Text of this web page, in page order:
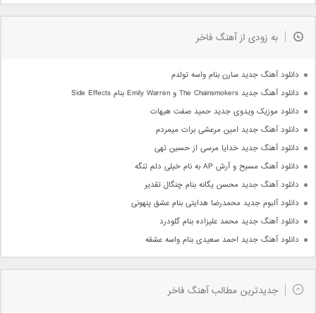
به زودی از آهنگ فاخر
دانلود آهنگ جدید سارن بنام واسه تولدم
دانلود آهنگ جدید The Chainsmokers و Emily Warren بنام Side Effects
دانلود موزیک ویدوی جدید حمید صفت هیهات
دانلود آهنگ جدید امین مرعشی برات میمردم
دانلود آهنگ جدید خدایا مرسی از حسین تهی
دانلود آهنگ مسیح و آرش AP به نام خیلی دلم تنگه
دانلود آهنگ جدید محسن یگانه بنام چنگال تقدیر
دانلود آلبوم جدید محمدرضا هدایتی بنام عشق پنهونی
دانلود آهنگ جدید محمد علیزاده بنام گلودرد
دانلود آهنگ جدید احمد سعیدی بنام واسه عشقه
جدیدترین مطالب آهنگ فاخر